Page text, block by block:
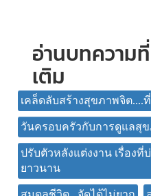
อ่านบทความ
เติม
เคล็ดลับสร้างสุขภาพจิต....
วันครอบครัวกับการดูแลสุ
ปรับตัวหลังแต่งงาน เรื่อง
ยาวนาน